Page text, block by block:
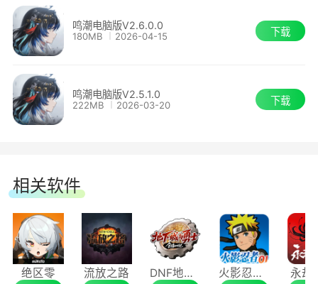
昔年，为分流并收容来自北落野的大量残象，玄方
地界担起了重任。而时至今日，仍有不少当年残象
被关押于咎笼内，未曾绝灭。
跟随【潮汐任务】第四章・第一幕「山雨欲来风满
尊」、「封庭械囿」、「心傀・喜」、「心傀・
怒」、「心傀・忧」、「心傀・思」、「心傀・
兽尊・首」、「融躯战士」、「不熄猎手」、「瓷
庭候」、「石庭候」、「金庭候」
套)、「清邪荡煞之心」(5件套)、「羽落空尘之
歌」(5件套)
新增【无音区】：「方擎西峰无音区」、「玄
幽东岳无音区」
鸣潮电脑版V2.6.0.0
180MB 2026-04-15 下载
鸣潮电脑版V2.5.1.0
222MB 2026-03-20 下载
相关软件
绝区零 流放之路 DNF地下城与勇士 火影忍者OL 永劫